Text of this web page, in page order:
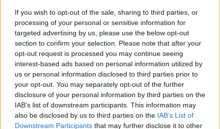
If you wish to opt-out of the sale, sharing to third parties, or
processing of your personal or sensitive information for
targeted advertising by us, please use the below opt-out
section to confirm your selection. Please note that after your
opt-out request is processed you may continue seeing
interest-based ads based on personal information utilized by
us or personal information disclosed to third parties prior to
your opt-out. You may separately opt-out of the further
disclosure of your personal information by third parties on the
IAB’s list of downstream participants. This information may
also be disclosed by us to third parties on the IAB’s List of
Downstream Participants that may further disclose it to other
GROSSETO —La Corte di assise ha condannato all'ergastolo
Claudio Orlando, 47 anni, l'uomo che il 6 dicembre del 2015 uccise
nel suo appartamento lo zio Antonio Tucci, 71 anni.
L'omicidio avvenne nell'appartamento della vittima, dove il nipote si
era recato con l'obiettivo di rapinare l'anziano parente. Un delitto
premeditato per impossessarsi alla fine di poco più di mille e